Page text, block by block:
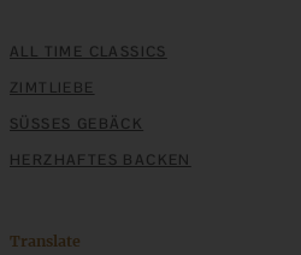
ALL TIME CLASSICS
ZIMTLIEBE
SÜSSES GEBÄCK
HERZHAFTES BACKEN
Translate